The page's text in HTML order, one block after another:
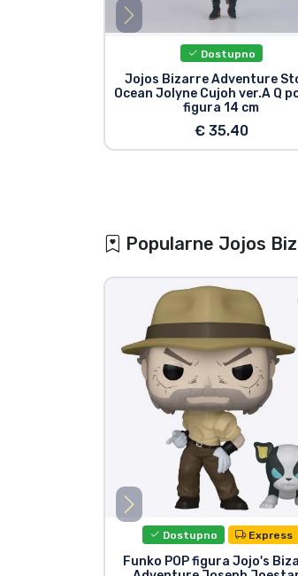
Dostupno
Jojos Bizarre Adventure
Ocean Jolyne Cujoh ver.A Q
figura 14 cm
€ 35.40
Popularne Jojos
Dostupno Express
Funko POP figura Jojo's